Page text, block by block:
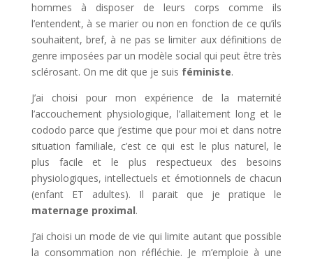
hommes à disposer de leurs corps comme ils
l’entendent, à se marier ou non en fonction de ce qu’ils
souhaitent, bref, à ne pas se limiter aux définitions de
genre imposées par un modèle social qui peut être très
sclérosant. On me dit que je suis féministe.
J’ai choisi pour mon expérience de la maternité
l’accouchement physiologique, l’allaitement long et le
cododo parce que j’estime que pour moi et dans notre
situation familiale, c’est ce qui est le plus naturel, le
plus facile et le plus respectueux des besoins
physiologiques, intellectuels et émotionnels de chacun
(enfant ET adultes). Il parait que je pratique le
maternage proximal.
J’ai choisi un mode de vie qui limite autant que possible
la consommation non réfléchie. Je m’emploie à une